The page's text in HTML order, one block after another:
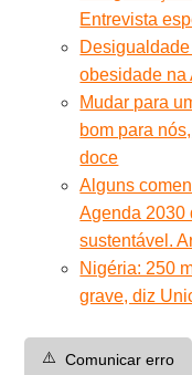
Entrevista
obesidade na
Mudar para
bom para
doce
Alguns
Agenda 2030
sustentável.
Nigéria: 250
grave, diz
⚠️ Comunicar erro